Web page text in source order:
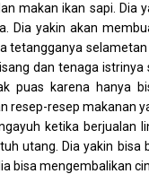
makan ikan sapi. Dia
Dia yakin akan
tetangganya
dan tenaga
puas karena hanya
resep-resep makanan
ketika berjualan
utang. Dia yakin bisa
bisa mengembalikan